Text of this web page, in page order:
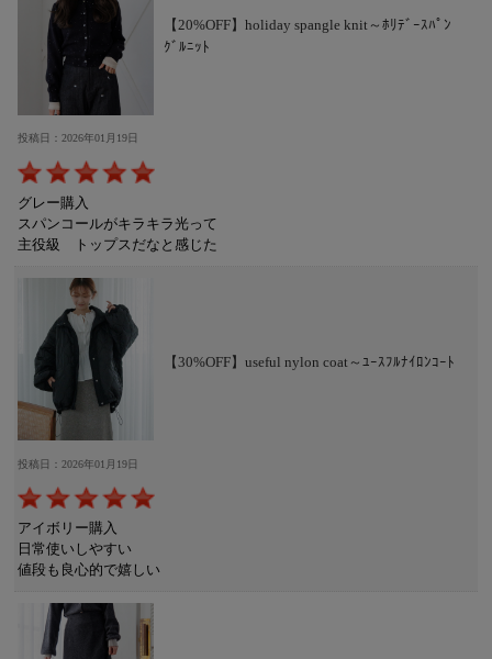
【20%OFF】holiday spangle knit～ﾎﾘﾃﾞｰｽﾊﾟﾝ
ｸﾞﾙﾆｯﾄ
投稿日：2026年01月19日
グレー購入
スパンコールがキラキラ光って
主役級 トップスだなと感じた
【30%OFF】useful nylon coat～ﾕｰｽﾌﾙﾅｲﾛﾝｺｰﾄ
投稿日：2026年01月19日
アイボリー購入
日常使いしやすい
値段も良心的で嬉しい